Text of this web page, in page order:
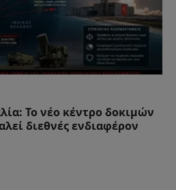
Το νέο κέντρο δοκιμών
διεθνές ενδιαφέρον